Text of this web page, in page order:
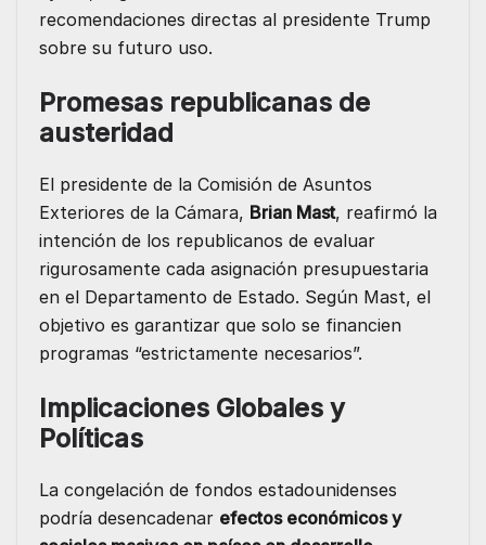
recomendaciones directas al presidente Trump
sobre su futuro uso.
Promesas republicanas de
austeridad
El presidente de la Comisión de Asuntos
Exteriores de la Cámara, Brian Mast, reafirmó la
intención de los republicanos de evaluar
rigurosamente cada asignación presupuestaria
en el Departamento de Estado. Según Mast, el
objetivo es garantizar que solo se financien
programas “estrictamente necesarios”.
Implicaciones Globales y
Políticas
La congelación de fondos estadounidenses
podría desencadenar efectos económicos y